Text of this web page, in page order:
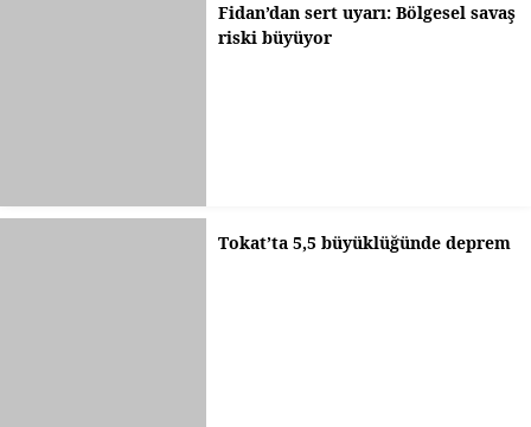
Fidan’dan sert uyarı: Bölgesel savaş
riski büyüyor
Tokat’ta 5,5 büyüklüğünde deprem